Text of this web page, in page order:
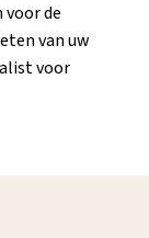
de
van uw
voor